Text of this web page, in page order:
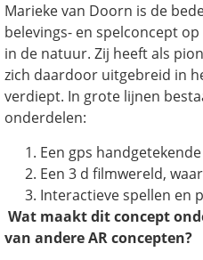
Marieke van Doorn is de
belevings- en spelconcept
in de natuur. Zij heeft als
zich daardoor uitgebreid in
verdiept. In grote lijnen
onderdelen:
Een gps
Een 3 d filmwereld,
Interactieve spellen en
Wat maakt dit concept
van andere AR concepten?